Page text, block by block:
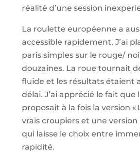
réalité d’une session
La roulette européenne a
accessible rapidement. J’ai
paris simples sur le rouge/
douzaines. La roue tournait
fluide et les résultats étaient
délai. J’ai apprécié le fait que
proposait à la fois la version «
vrais croupiers et une version
qui laisse le choix entre
rapidité.